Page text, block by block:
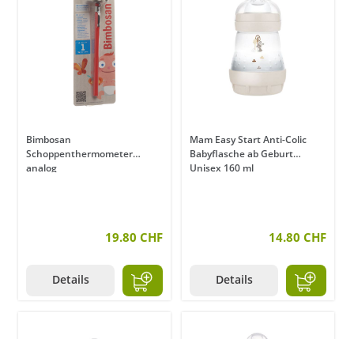
Bimbosan
Schoppenthermometer
analog
19.80 CHF
Details
Mam Easy Start Anti-Colic
Babyflasche ab Geburt
Unisex 160 ml
14.80 CHF
Details